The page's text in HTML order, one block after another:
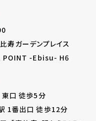
ガーデンプレイス
POINT -Ebisu- H6
口 徒歩5分
1番出口 徒歩12分